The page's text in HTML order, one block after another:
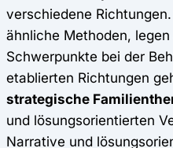
verschiedene
ähnliche Methoden,
Schwerpunkte bei der
etablierten Richtungen
strategische
und lösungsorientierten
Narrative und